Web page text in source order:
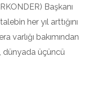
Başkanı
her yıl arttığını
varlığı bakımından
dünyada üçüncü